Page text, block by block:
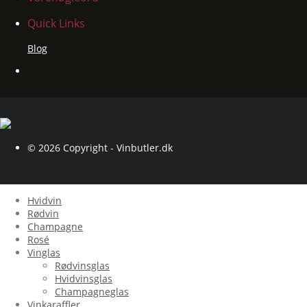
Quick Links
Blog
© 2026 Copyright - Vinbutler.dk
Hvidvin
Rødvin
Champagne
Rosé
Vinglas
Rødvinsglas
Hvidvinsglas
Champagneglas